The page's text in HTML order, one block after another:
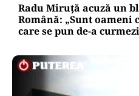
Radu Miruță acuză un
Română: „Sunt oameni
care se pun de-a